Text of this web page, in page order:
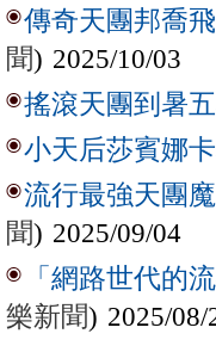
傳奇天團邦喬
聞) 2025/10/03
搖滾天團到暑
小天后莎賓娜
流行最強天團
聞) 2025/09/04
「網路世代的
樂新聞) 2025/08/